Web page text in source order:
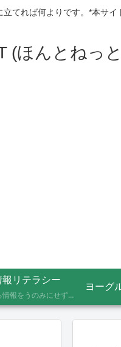
てれば何よりです。*本サ
(ほんとねっ
報リテラシー
あふれる情報をうのみにせず、「これってほんと？」と一度立ち止まって見極めるための考え方を記録しています。ニュースの裏の読み解き方、詐欺やデマへの向き合い方など、サイト名「HONTO.NET」の原点となるテーマです。
ヨーグ